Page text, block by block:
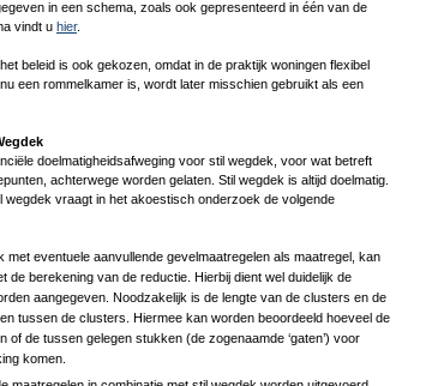
in een schema, zoals ook gepresenteerd in één van de
vindt u hier.
beleid is ook gekozen, omdat in de praktijk woningen flexibel
een rommelkamer is, wordt later misschien gebruikt als een
doelmatigheidsafweging voor stil wegdek, voor wat betreft
achterwege worden gelaten. Stil wegdek is altijd doelmatig.
wegdek vraagt in het akoestisch onderzoek de volgende
met eventuele aanvullende gevelmaatregelen als maatregel, kan
de berekening van de reductie. Hierbij dient wel duidelijk de
aangegeven. Noodzakelijk is de lengte van de clusters en de
tussen de clusters. Hiermee kan worden beoordeeld hoeveel de
of de tussen gelegen stukken (de zogenaamde ‘gaten’) voor
komen.